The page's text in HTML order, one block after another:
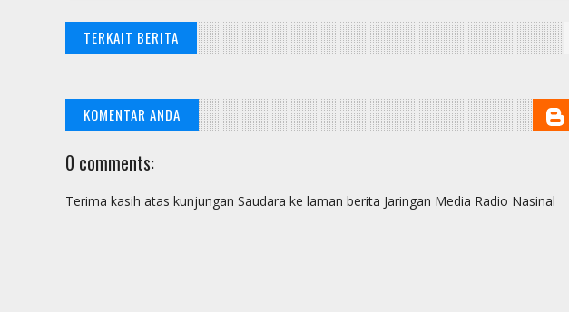
TERKAIT BERITA
KOMENTAR ANDA
0 comments:
Terima kasih atas kunjungan Saudara ke laman berita Jaringan Media Radio Nasinal